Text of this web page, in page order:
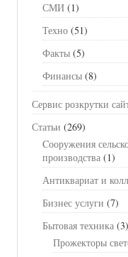
СМИ (1)
Техно (51)
Факты (5)
Финансы (8)
Сервис розкрутки
Статьи (269)
Cооружения
производства (1)
Антиквариат и
Бизнес услуги (7)
Бытовая техника (3)
Прожекторы